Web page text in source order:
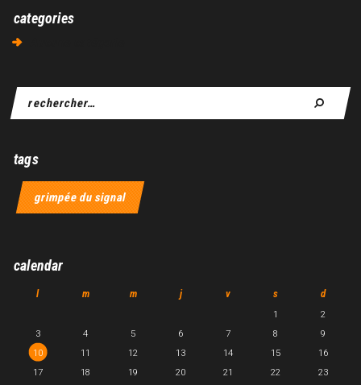
categories
tags
grimpée du signal
calendar
l m m j v s d
1
2
3
4 5 6 7 8
9
10
11 12 13 14 15
16
17
18 19 20 21 22
23